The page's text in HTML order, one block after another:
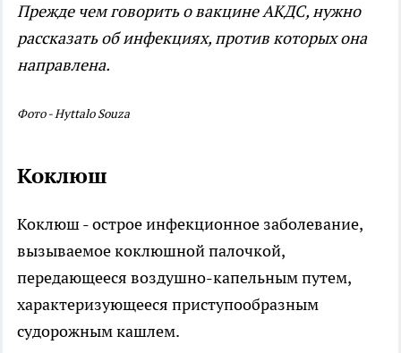
Прежде чем говорить о вакцине АКДС, нужно
рассказать об инфекциях, против которых она
направлена.
Фото - Hyttalo Souza
Коклюш
Коклюш - острое инфекционное заболевание,
вызываемое коклюшной палочкой,
передающееся воздушно-капельным путем,
характеризующееся приступообразным
судорожным кашлем.